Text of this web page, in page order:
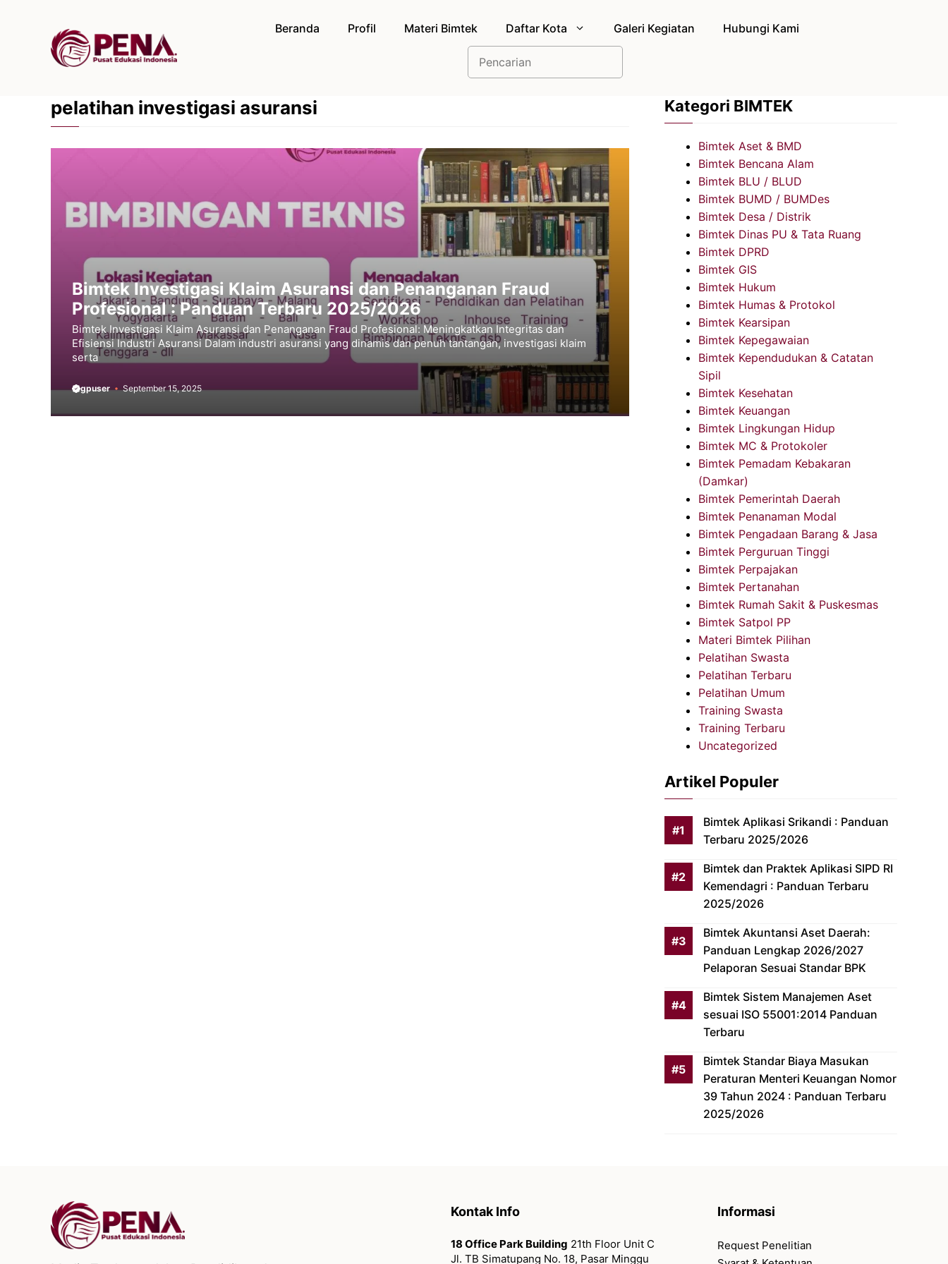
Beranda Profil Materi Bimtek Daftar Kota Galeri Kegiatan
Hubungi Kami
pelatihan investigasi asuransi
Bimtek Investigasi Klaim Asuransi dan Penanganan Fraud
Profesional : Panduan Terbaru 2025/2026
Bimtek Investigasi Klaim Asuransi dan Penanganan Fraud Profesional: Meningkatkan Integritas dan
Efisiensi Industri Asuransi Dalam industri asuransi yang dinamis dan penuh tantangan, investigasi klaim
serta
gpuser September 15, 2025
Kategori BIMTEK
Bimtek Aset & BMD
Bimtek Bencana Alam
Bimtek BLU / BLUD
Bimtek BUMD / BUMDes
Bimtek Desa / Distrik
Bimtek Dinas PU & Tata Ruang
Bimtek DPRD
Bimtek GIS
Bimtek Hukum
Bimtek Humas & Protokol
Bimtek Kearsipan
Bimtek Kepegawaian
Bimtek Kependudukan & Catatan
Sipil
Bimtek Kesehatan
Bimtek Keuangan
Bimtek Lingkungan Hidup
Bimtek MC & Protokoler
Bimtek Pemadam Kebakaran
(Damkar)
Bimtek Pemerintah Daerah
Bimtek Penanaman Modal
Bimtek Pengadaan Barang & Jasa
Bimtek Perguruan Tinggi
Bimtek Perpajakan
Bimtek Pertanahan
Bimtek Rumah Sakit & Puskesmas
Bimtek Satpol PP
Materi Bimtek Pilihan
Pelatihan Swasta
Pelatihan Terbaru
Pelatihan Umum
Training Swasta
Training Terbaru
Uncategorized
Artikel Populer
Bimtek Aplikasi Srikandi : Panduan
Terbaru 2025/2026
Bimtek dan Praktek Aplikasi SIPD RI
Kemendagri : Panduan Terbaru
2025/2026
Bimtek Akuntansi Aset Daerah:
Panduan Lengkap 2026/2027
Pelaporan Sesuai Standar BPK
Bimtek Sistem Manajemen Aset
sesuai ISO 55001:2014 Panduan
Terbaru
Bimtek Standar Biaya Masukan
Peraturan Menteri Keuangan Nomor
39 Tahun 2024 : Panduan Terbaru
2025/2026
Kontak Info
18 Office Park Building 21th Floor Unit C
Jl. TB Simatupang No. 18, Pasar Minggu
Informasi
Request Penelitian